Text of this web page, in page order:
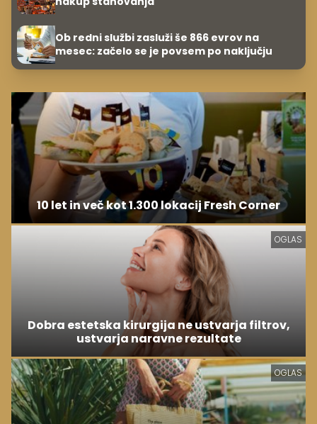
Ob redni službi zasluži še 866 evrov na
mesec: začelo se je povsem po naključju
10 let in več kot 1.300 lokacij Fresh Corner
OGLAS
Dobra estetska kirurgija ne ustvarja filtrov,
ustvarja naravne rezultate
OGLAS